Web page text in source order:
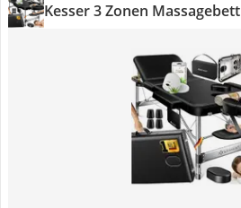
Kesser 3 Zonen Massagebett